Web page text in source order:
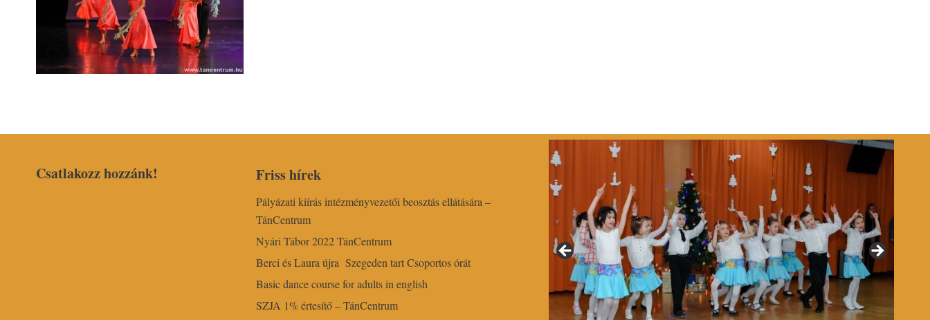
Csatlakozz hozzánk! Friss hírek
Pályázati kiírás intézményvezetői beosztás ellátására –
TánCentrum
Nyári Tábor 2022 TánCentrum
Berci és Laura újra Szegeden tart Csoportos órát
Basic dance course for adults in english
SZJA 1% értesítő – TánCentrum